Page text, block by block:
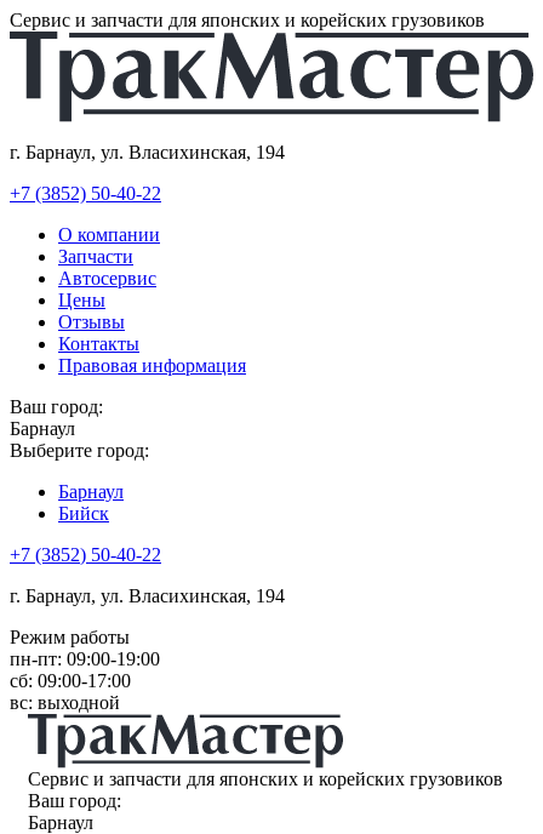
Сервис и запчасти для японских и корейских грузовиков
г. Барнаул, ул. Власихинская, 194
+7 (3852) 50-40-22
О компании
Запчасти
Автосервис
Цены
Отзывы
Контакты
Правовая информация
Ваш город:
Барнаул
Выберите город:
Барнаул
Бийск
+7 (3852) 50-40-22
г. Барнаул, ул. Власихинская, 194
Режим работы
пн-пт: 09:00-19:00
сб: 09:00-17:00
вс: выходной
Сервис и запчасти для японских и корейских грузовиков
Ваш город:
Барнаул